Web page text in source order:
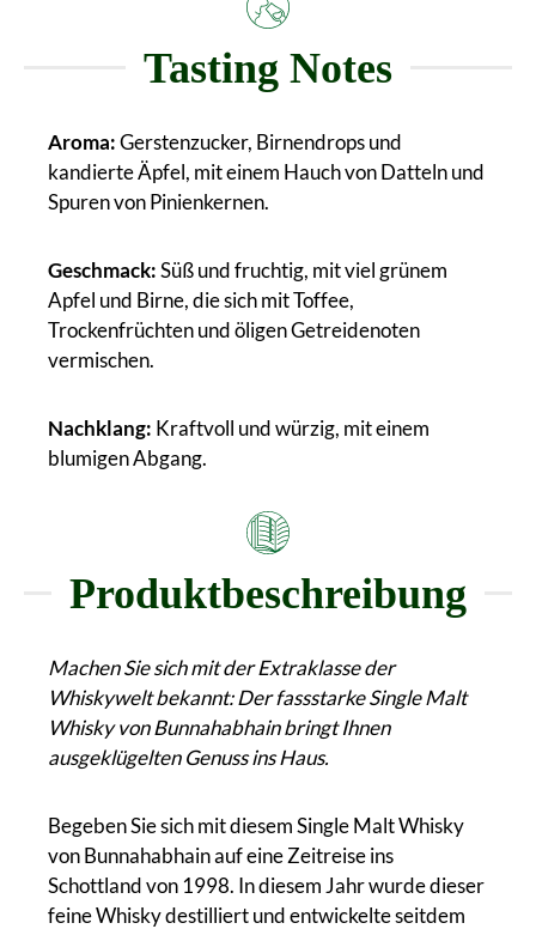
Tasting Notes
Aroma:Gerstenzucker, Birnendrops und
kandierte Äpfel, mit einem Hauch von Datteln und
Spuren von Pinienkernen.
Geschmack:Süß und fruchtig, mit viel grünem
Apfel und Birne, die sich mit Toffee,
Trockenfrüchten und öligen Getreidenoten
vermischen.
Nachklang: Kraftvoll und würzig, mit einem
blumigen Abgang.
Produktbeschreibung
Machen Sie sich mit der Extraklasse der
Whiskywelt bekannt: Der fassstarke Single Malt
Whisky von Bunnahabhain bringt Ihnen
ausgeklügelten Genuss ins Haus.
Begeben Sie sich mit diesem Single Malt Whisky
von Bunnahabhain auf eine Zeitreise ins
Schottland von 1998. In diesem Jahr wurde dieser
feine Whisky destilliert und entwickelte seitdem